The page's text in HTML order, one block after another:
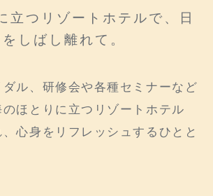
立つリゾートホテルで、日
しばし離れて。
ル、研修会や各種セミナーなど
のほとりに立つリゾートホテル
心身をリフレッシュするひとと